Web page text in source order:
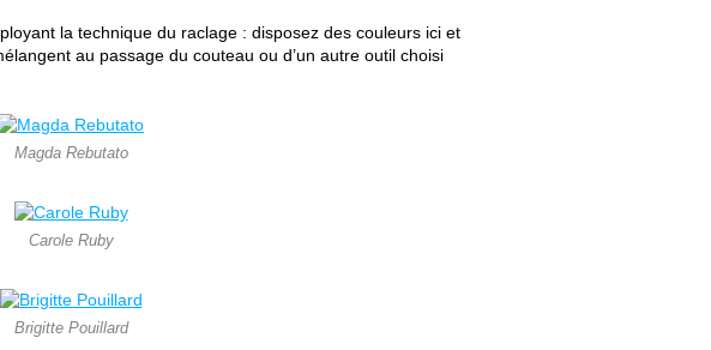
la technique du raclage : disposez des couleurs ici et
au passage du couteau ou d’un autre outil choisi
Magda Rebutato
Carole Ruby
Brigitte Pouillard